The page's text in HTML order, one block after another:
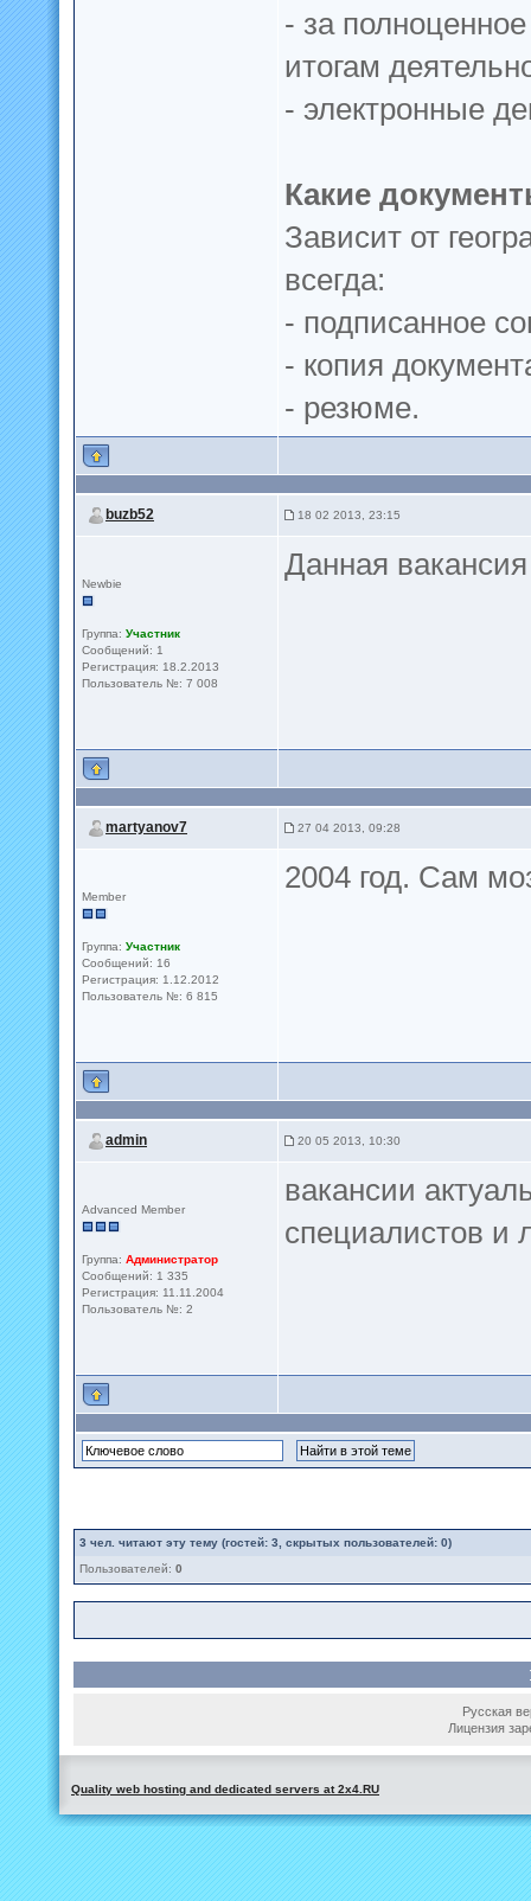
- за
итогам
- электронные
Какие
Зависит от
всегда:
- подписанное
- копия
- резюме.
buzb52 18 02 2013, 23:15
Newbie
Группа: Участник
Сообщений: 1
Регистрация: 18.2.2013
Пользователь №: 7 008
Данная
martyanov7 27 04 2013, 09:28
Member
Группа: Участник
Сообщений: 16
Регистрация: 1.12.2012
Пользователь №: 6 815
2004 год. Сам
admin 20 05 2013, 10:30
Advanced Member
Группа: Администратор
Сообщений: 1 335
Регистрация: 11.11.2004
Пользователь №: 2
вакансии
специалистов и
3 чел. читают эту тему (гостей: 3, скрытых пользователей: 0)
Пользователей: 0
Русская
Лицензия
Quality web hosting and dedicated servers at 2x4.RU